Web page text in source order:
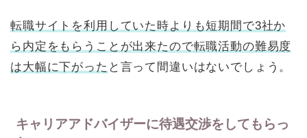
転職サイトを利用していた時よりも短期間で3社か
ら内定をもらうことが出来たので転職活動の難易度
は大幅に下がった と言って間違いはないでしょう。
キャリアアドバイザーに待遇交渉をしてもらっ